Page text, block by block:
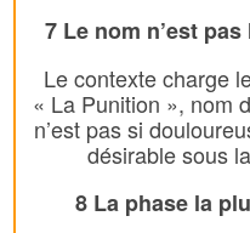
7 Le nom n’est
Le contexte charge
« La Punition », nom
n’est pas si
désirable sous
8 La phase la